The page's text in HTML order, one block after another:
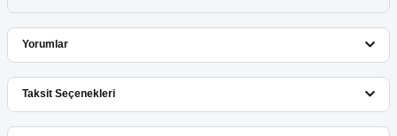
Yorumlar
Bu ürüne ilk yorumu siz yapın!
Taksit Seçenekleri